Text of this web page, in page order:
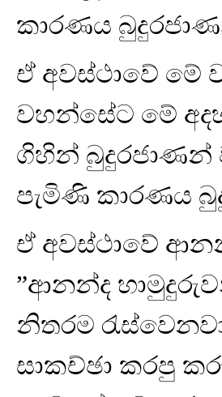
කාරණය
ඒ අවස්ථාවේ මේ
වහන්සේට මේ
ගිහින් බුදුරජාණන්
පැමිණි කාරණය
ඒ අවස්ථාවේ
”ආනන්ද
නිතරම
සාකච්ඡා කරපු